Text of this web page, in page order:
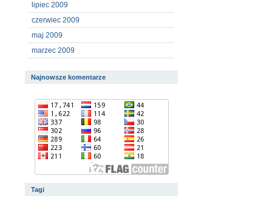
lipiec 2009
czerwiec 2009
maj 2009
marzec 2009
Najnowsze komentarze
Tagi